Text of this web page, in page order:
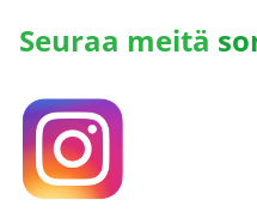
Seuraa meitä